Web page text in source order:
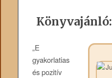
Könyvajánló:
„E
gyakorlatias
és pozitív